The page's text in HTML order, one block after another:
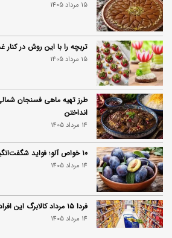
15 مرداد 1405
تربچه را با این روش در کنار
15 مرداد 1405
طرز تهیه ماهی فسنجان
انداختن
14 مرداد 1405
۱۰ خواص آلو؛ فواید شگفت‌انگیز این میوه برای سلامت بدن
14 مرداد 1405
فردا ۱۵ مرداد کالابرگ این افراد واریز می‌شود
14 مرداد 1405